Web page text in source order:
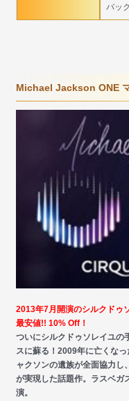
バッ
Michael Jackson ONE
2013年7月開演のシルクドゥ
最安値!! 10% Off！
ついにシルクドゥソレイユの
スに蘇る！2009年に亡くな
ャクソンの遺族が全面協力し
が実現した話題作。ラスベガ
演。